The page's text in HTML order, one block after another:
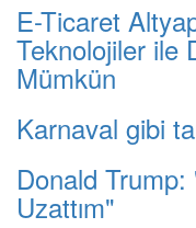
E-Ticaret
Teknolojiler ile
Mümkün
Karnaval gibi
Donald
Uzattım"